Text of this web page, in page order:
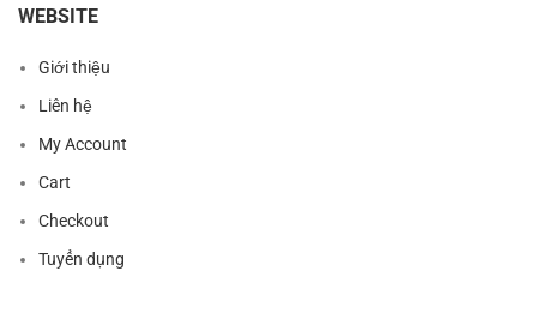
WEBSITE
Giới thiệu
Liên hệ
My Account
Cart
Checkout
Tuyển dụng